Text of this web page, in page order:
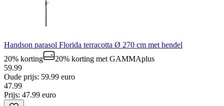
Handson parasol Florida terracotta Ø 270 cm met hendel
20% korting
20% korting met GAMMAplus
59.99
Oude prijs: 59.99 euro
47.99
Prijs: 47.99 euro